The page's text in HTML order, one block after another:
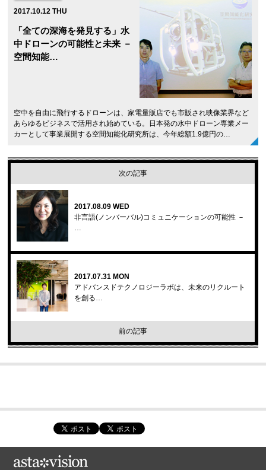
2017.10.12 THU
「全ての深海を発見する」水
中ドローンの可能性と未来 －
空間知能…
空中を自由に飛行するドローンは、家電量販店でも市販され映像業界など
あらゆるビジネスで活用され始めている。日本発の水中ドローン専業メー
カーとして事業展開する空間知能化研究所は、今年総額1.9億円の…
次の記事
2017.08.09 WED
非言語(ノンバーバル)コミュニケーションの可能性 －
2017.07.31 MON
アドバンスドテクノロジーラボは、未来のリクルート
を創る…
前の記事